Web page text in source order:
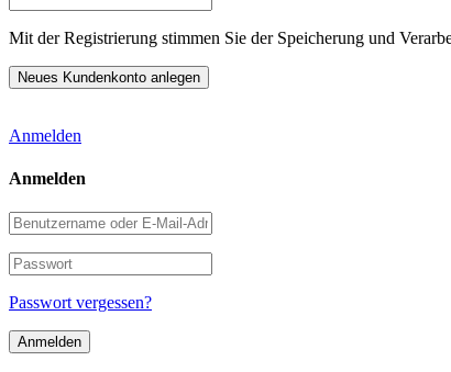
Mit der Registrierung stimmen Sie der Speicherung und
Anmelden
Anmelden
Benutzername
oder
E-
Mail-
Adresse
Passwort
Passwort vergessen?